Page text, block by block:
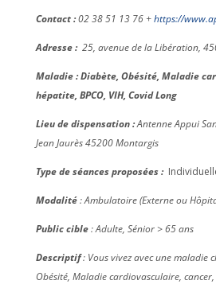
Contact :02 38 51 13 76 +https://
Adresse : 25, avenue de la Libération,
Maladie : Diabète, Obésité, Maladie
hépatite, BPCO, VIH, Covid Long
Lieu de dispensation :Antenne Appui
Jean Jaurès 45200 Montargis
Type de séances proposées :
Modalité: Ambulatoire (Externe ou
Public cible: Adulte, Sénior > 65 ans
Descriptif: Vous vivez avec une maladie
Obésité, Maladie cardiovasculaire,